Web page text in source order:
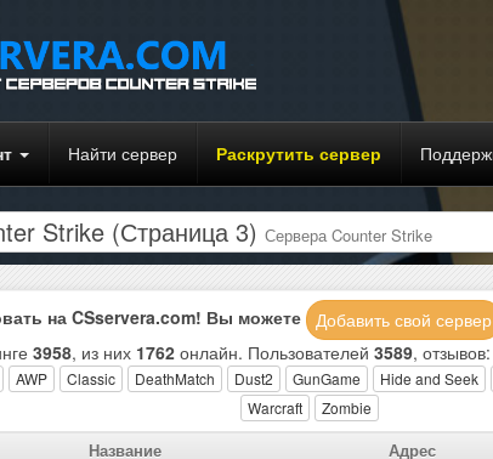
Найти сервер Раскрутить сервер
Strike (Страница 3) Сервера Counter Strike
на CSservera.com! Вы можете Добавить свой сервер
3958, из них 1762онлайн. Пользователей 3589, отзывов:
AWP Classic DeathMatch Dust2 GunGame Hide and Seek
Warcraft
Zombie
Название Адрес